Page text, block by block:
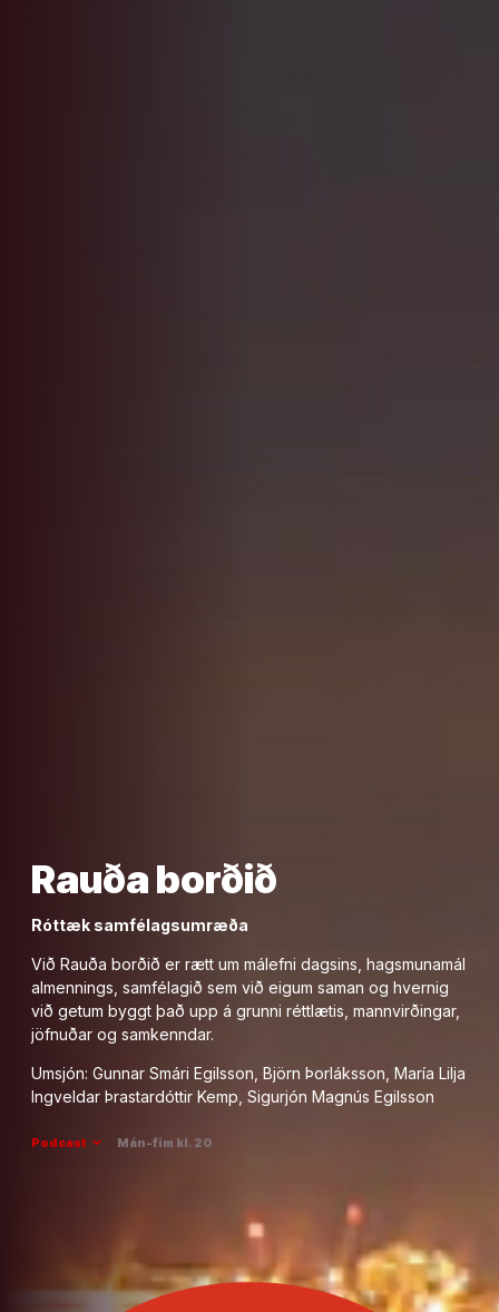
Rauða borðið
Róttæk samfélagsumræða
Við Rauða borðið er rætt um málefni dagsins, hagsmunamál
almennings, samfélagið sem við eigum saman og hvernig
við getum byggt það upp á grunni réttlætis, mannvirðingar,
jöfnuðar og samkenndar.
Umsjón: Gunnar Smári Egilsson, Björn Þorláksson, María Lilja
Ingveldar Þrastardóttir Kemp, Sigurjón Magnús Egilsson
Podcast expand_more Mán-fim kl. 20